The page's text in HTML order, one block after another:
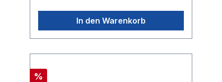
In den Warenkorb
%